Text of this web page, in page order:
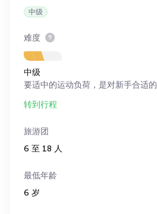
中级
难度
中级
要适中的运动负荷，是对新手合适的
转到行程
旅游团
6 至 18 人
最低年龄
6 岁